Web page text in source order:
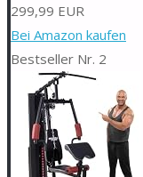
299,99 EUR
Bei Amazon kaufen
Bestseller Nr. 2